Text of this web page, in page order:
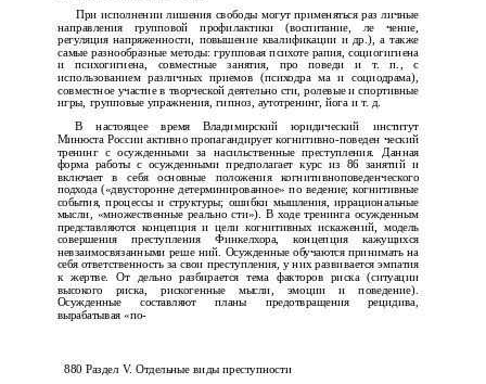
При исполнении лишения свободы могут применяться раз­ личные
направления групповой профилактики (воспитание, ле­ чение,
регуляция напряженности, повышение квалификации и др.), а также
самые разнообразные методы: групповая психоте­ рапия, социогигиена
и психогигиена, совместные занятия, про­ поведи и т. п., с
использованием различных приемов (психодра­ ма и социодрама),
совместное участие в творческой деятельно­ сти, ролевые и спортивные
игры, групповые упражнения, гипноз, аутотренинг, йога и т. д.
В настоящее время Владимирский юридический институт
Минюста России активно пропагандирует когнитивно-поведен­ ческий
тренинг с осужденными за насильственные преступления. Данная
форма работы с осужденными предполагает курс из 86 занятий и
включает в себя основные положения когнитивноповеденческого
подхода («двусторонне детерминированное» по­ ведение; когнитивные
события, процессы и структуры; ошибки мышления, иррациональные
мысли, «множественные реально­ сти»). В ходе тренинга осужденным
представляются концепция и цели когнитивных искажений, модель
совершения преступления Финкелхора, концепция кажущихся
невзаимосвязанными реше­ ний. Осужденные обучаются принимать на
себя ответственность за свои преступления, у них развивается эмпатия
к жертве. От­ дельно разбирается тема факторов риска (ситуации
высокого риска, рискогенные мысли, эмоции и поведение).
Осужденные составляют планы предотвращения рецидива,
вырабатывая «по-
880 Раздел V. Отдельные виды преступности